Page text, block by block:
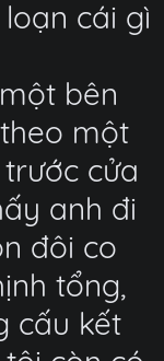
cái gì
bên
một
cửa
anh đi
đôi co
tổng,
cấu kết